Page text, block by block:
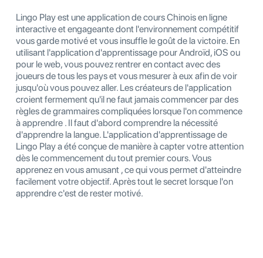
Lingo Play est une application de cours Chinois en ligne
interactive et engageante dont l'environnement compétitif
vous garde motivé et vous insuffle le goût de la victoire. En
utilisant l'application d'apprentissage pour Androïd, iOS ou
pour le web, vous pouvez rentrer en contact avec des
joueurs de tous les pays et vous mesurer à eux afin de voir
jusqu'où vous pouvez aller. Les créateurs de l'application
croient fermement qu'il ne faut jamais commencer par des
règles de grammaires compliquées lorsque l'on commence
à apprendre . Il faut d'abord comprendre la nécessité
d'apprendre la langue. L'application d'apprentissage de
Lingo Play a été conçue de manière à capter votre attention
dès le commencement du tout premier cours. Vous
apprenez en vous amusant , ce qui vous permet d'atteindre
facilement votre objectif. Après tout le secret lorsque l'on
apprendre c'est de rester motivé.